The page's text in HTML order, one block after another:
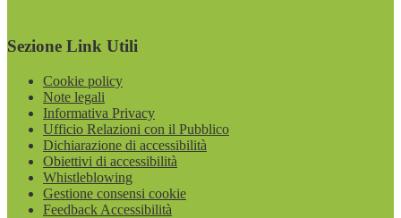
Sezione Link Utili
Cookie policy
Note legali
Informativa Privacy
Ufficio Relazioni con il Pubblico
Dichiarazione di accessibilità
Obiettivi di accessibilità
Whistleblowing
Gestione consensi cookie
Feedback Accessibilità